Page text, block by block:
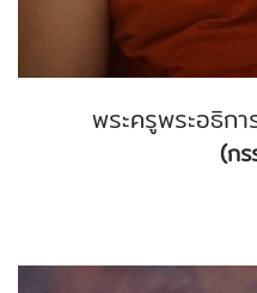
พระครูพระอธิ
(กร